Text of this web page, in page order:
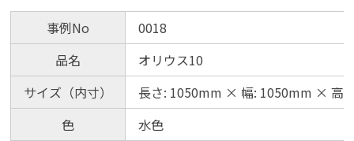
事例No
0018
品名
オリウス10
サイズ（内寸）
長さ: 1050mm × 幅: 1050mm × 高
色
水色